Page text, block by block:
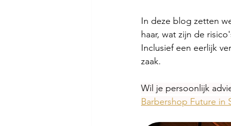
In deze blog zetten
haar, wat zijn de
Inclusief een eerlijk
zaak.
Wil je persoonlijk
Barbershop Future in